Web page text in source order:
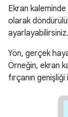
Ekran
olarak
ayarlayabilirsiniz.
Yön, gerçek
Örneğin, ekran
fırçanın